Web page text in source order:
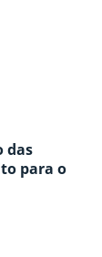
das
para o